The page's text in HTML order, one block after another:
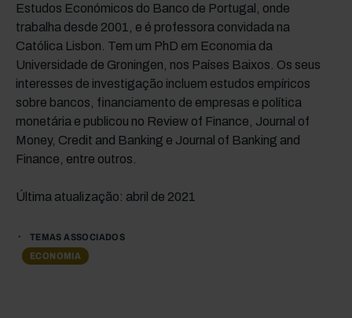
Estudos Económicos do Banco de Portugal, onde
trabalha desde 2001, e é professora convidada na
Católica Lisbon. Tem um PhD em Economia da
Universidade de Groningen, nos Países Baixos. Os seus
interesses de investigação incluem estudos empíricos
sobre bancos, financiamento de empresas e política
monetária e publicou no Review of Finance, Journal of
Money, Credit and Banking e Journal of Banking and
Finance, entre outros.
Última atualização: abril de 2021
TEMAS ASSOCIADOS
ECONOMIA